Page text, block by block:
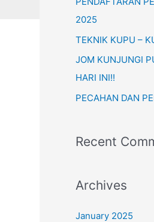
o
r
2025
TEKNIK KUPU –
JOM KUNJUNGI
HARI INI!!
PECAHAN DAN
Recent
Archives
January 2025